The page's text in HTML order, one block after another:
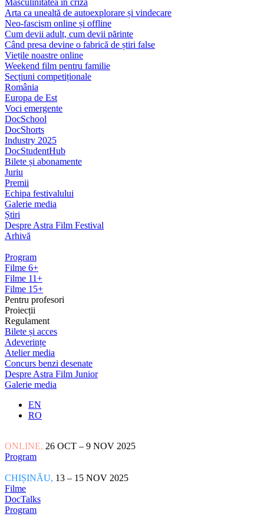
Arta ca unealtă de autoexplorare și vindecare
Neo-fascism online și offline
Cum devii adult, cum devii părinte
Când presa devine o fabrică de știri false
Viețile noastre online
Weekend film pentru familie
Secțiuni competiționale
România
Europa de Est
Voci emergente
DocSchool
DocShorts
Industry 2025
DocStudentHub
Bilete și abonamente
Juriu
Premii
Echipa festivalului
Galerie media
Știri
Despre Astra Film Festival
Arhivă
Program
Filme 6+
Filme 11+
Filme 15+
Pentru profesori
Proiecții
Regulament
Bilete și acces
Adeverințe
Atelier media
Concurs benzi desenate
Despre Astra Film Junior
Galerie media
EN
RO
ONLINE, 26 OCT – 9 NOV 2025
Program
CHIȘINĂU, 13 – 15 NOV 2025
Filme
DocTalks
Program